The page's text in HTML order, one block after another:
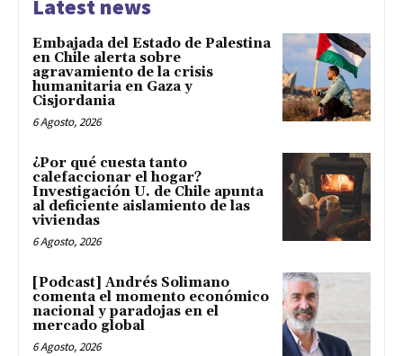
Latest news
Embajada del Estado de Palestina
en Chile alerta sobre
agravamiento de la crisis
humanitaria en Gaza y
Cisjordania
6 Agosto, 2026
¿Por qué cuesta tanto
calefaccionar el hogar?
Investigación U. de Chile apunta
al deficiente aislamiento de las
viviendas
6 Agosto, 2026
[Podcast] Andrés Solimano
comenta el momento económico
nacional y paradojas en el
mercado global
6 Agosto, 2026